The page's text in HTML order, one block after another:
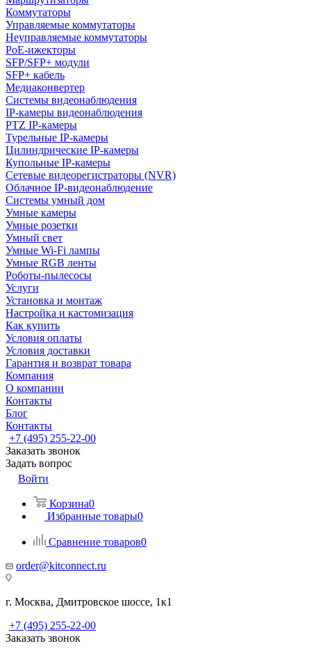
Коммутаторы
Управляемые коммутаторы
Неуправляемые коммутаторы
PoE-ижекторы
SFP/SFP+ модули
SFP+ кабель
Медиаконвертер
Системы видеонаблюдения
IP-камеры видеонаблюдения
PTZ IP-камеры
Турельные IP-камеры
Цилиндрические IP-камеры
Купольные IP-камеры
Сетевые видеорегистраторы (NVR)
Облачное IP-видеонаблюдение
Системы умный дом
Умные камеры
Умные розетки
Умный свет
Умные Wi-Fi лампы
Умные RGB ленты
Роботы-пылесосы
Услуги
Установка и монтаж
Настройка и кастомизация
Как купить
Условия оплаты
Условия доставки
Гарантия и возврат товара
Компания
О компании
Контакты
Блог
Контакты
+7 (495) 255-22-00
Заказать звонок
Задать вопрос
Войти
Корзина0
Избранные товары0
Сравнение товаров0
order@kitconnect.ru
г. Москва, Дмитровское шоссе, 1к1
+7 (495) 255-22-00
Заказать звонок